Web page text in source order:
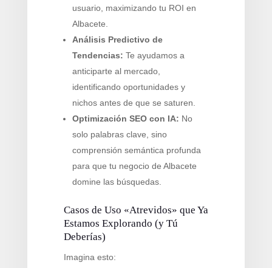
usuario, maximizando tu ROI en
Albacete.
Análisis Predictivo de
Tendencias: Te ayudamos a
anticiparte al mercado,
identificando oportunidades y
nichos antes de que se saturen.
Optimización SEO con IA: No
solo palabras clave, sino
comprensión semántica profunda
para que tu negocio de Albacete
domine las búsquedas.
Casos de Uso «Atrevidos» que Ya
Estamos Explorando (y Tú
Deberías)
Imagina esto: